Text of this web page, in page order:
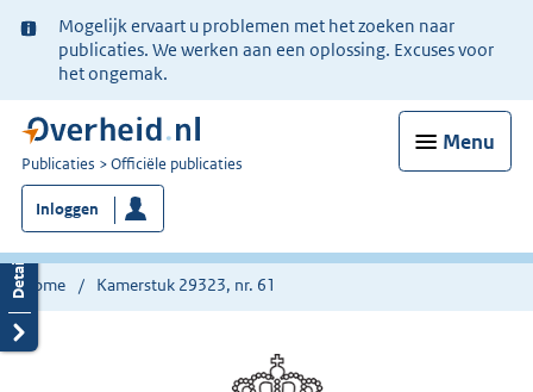
Ter
informatie:
Mogelijk ervaart u problemen met het zoeken naar
publicaties. We werken aan een oplossing. Excuses voor
het ongemak.
Menu
U
bent
nu
hier:
Publicaties Officiële publicaties
Inloggen
Home Kamerstuk 29323, nr. 61